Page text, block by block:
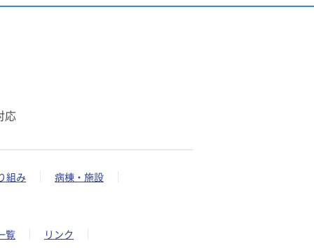
応
組み 病棟・施設
覧 リンク